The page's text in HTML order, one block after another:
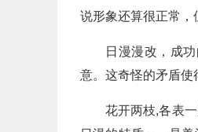
说形象还算很正常，
日漫漫改，成
意。这奇怪的矛盾使
花开两枝,各表